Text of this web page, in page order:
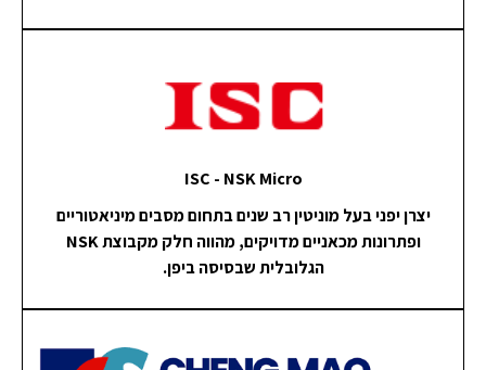
ISC - NSK Micro
יצרן יפני בעל מוניטין רב שנים בתחום מסבים מיניאטוריים
ופתרונות מכאניים מדויקים, מהווה חלק מקבוצת NSK
הגלובלית שבסיסה ביפן.